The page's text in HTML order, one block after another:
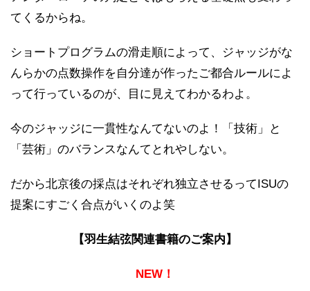
てくるからね。
ショートプログラムの滑走順によって、ジャッジがな
んらかの点数操作を自分達が作ったご都合ルールによ
って行っているのが、目に見えてわかるわよ。
今のジャッジに一貫性なんてないのよ！「技術」と
「芸術」のバランスなんてとれやしない。
だから北京後の採点はそれぞれ独立させるってISUの
提案にすごく合点がいくのよ笑
【羽生結弦関連書籍のご案内】
NEW！